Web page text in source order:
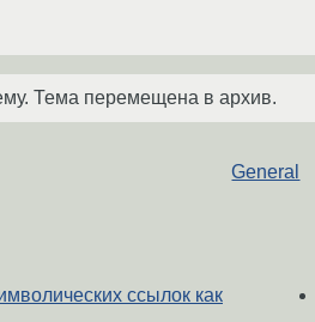
Тема перемещена в архив.
General
ссылок как